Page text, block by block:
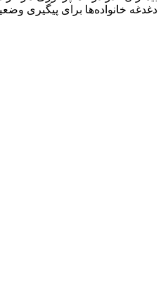
دغدغه خانواده‌ها برای پیگیری